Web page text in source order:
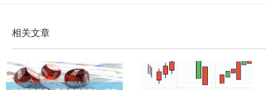
相关文章